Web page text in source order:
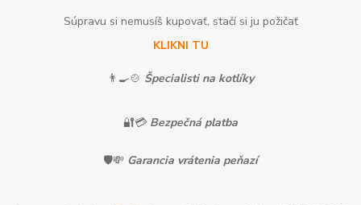
Súpravu si nemusíš kupovať, stačí si ju požičať
KLIKNI TU
👨‍🍳🍲 Špecialisti na kotlíky
🔐💳 Bezpečná platba
🛡️💸 Garancia vrátenia peňazí